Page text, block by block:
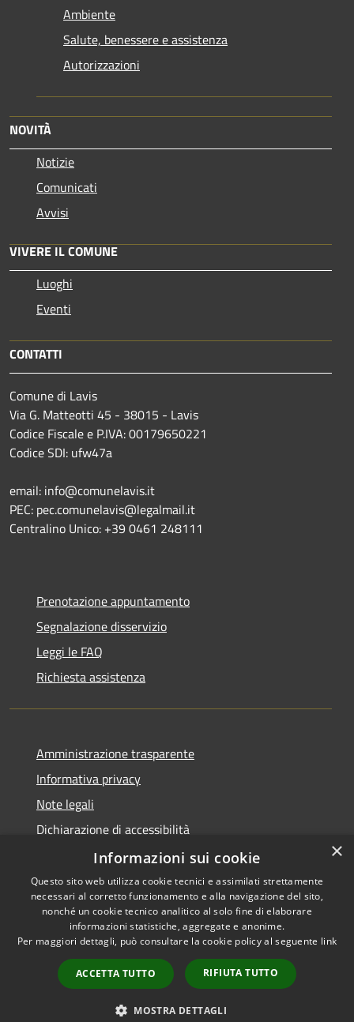
Ambiente
Salute, benessere e assistenza
Autorizzazioni
NOVITÀ
Notizie
Comunicati
Avvisi
VIVERE IL COMUNE
Luoghi
Eventi
CONTATTI
Comune di Lavis
Via G. Matteotti 45 - 38015 - Lavis
Codice Fiscale e P.IVA: 00179650221
Codice SDI: ufw47a
email: info@comunelavis.it
PEC: pec.comunelavis@legalmail.it
Centralino Unico: +39 0461 248111
Prenotazione appuntamento
Segnalazione disservizio
Leggi le FAQ
Richiesta assistenza
Amministrazione trasparente
Informativa privacy
Note legali
Dichiarazione di accessibilità
Informative Privacy
RSS
Accessibilità
Copyright © 2026 • Comune di
Municipium•
Accesso
redazione
×
Informazioni sui cookie
Questo sito web utilizza cookie tecnici e assimilati strettamente
necessari al corretto funzionamento e alla navigazione del sito,
nonché un cookie tecnico analitico al solo fine di elaborare
informazioni statistiche, aggregate e anonime.
Per maggiori dettagli, può consultare la cookie policy al seguente link
ACCETTA TUTTO RIFIUTA TUTTO
MOSTRA DETTAGLI